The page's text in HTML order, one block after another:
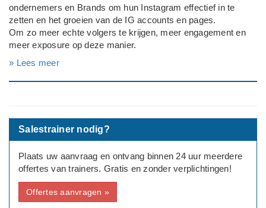
ondernemers en Brands om hun Instagram effectief in te
zetten en het groeien van de IG accounts en pages.
Om zo meer echte volgers te krijgen, meer engagement en
meer exposure op deze manier.
Ik zoek een echte sales tijger of tijgerin. Iemand die via
Vergoeding
pakket.
Offerte
Graag alleen reageren als je hiervoor open staan.
» Lees meer
Salestrainer nodig?
Plaats uw aanvraag en ontvang binnen 24 uur meerdere
offertes van trainers. Gratis en zonder verplichtingen!
Offertes aanvragen »